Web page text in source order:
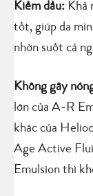
Kiềm dầu: Khả
tốt, giúp da
nhờn suốt cả
Không gây
lớn của A-R
khác của
Age Active
Emulsion thì